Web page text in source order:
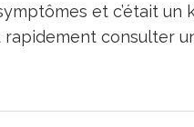
et c’était un
rapidement consulter